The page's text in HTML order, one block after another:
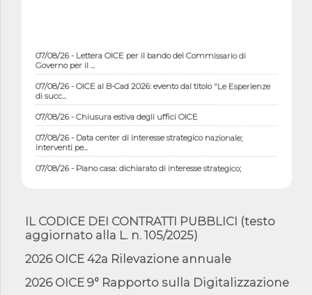
07/08/26 - Lettera OICE per il bando del Commissario di
Governo per il ...
07/08/26 - OICE al B-Cad 2026: evento dal titolo "Le Esperienze
di succ...
07/08/26 - Chiusura estiva degli uffici OICE
07/08/26 - Data center di interesse strategico nazionale;
interventi pe...
07/08/26 - Piano casa: dichiarato di interesse strategico;
nominata Com...
07/08/26 - Tunnel Brennero, dal Cipess via libera al quinto lotto
costr...
06/08/26 - Istat, produzione industriale in calo dell'1% a giugno,
06/08/26 - Dal 3 agosto in vigore l'obbligo di energie rinnovabili
IL CODICE DEI CONTRATTI PUBBLICI (testo
aggiornato alla L. n. 105/2025)
2026 OICE 42a Rilevazione annuale
2026 OICE 9° Rapporto sulla Digitalizzazione